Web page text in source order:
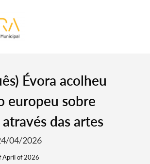
Évora acolheu
europeu sobre
das artes
04/2026
April of 2026